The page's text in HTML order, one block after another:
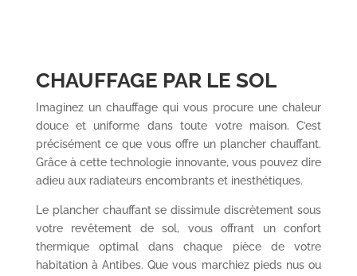
CHAUFFAGE PAR LE SOL
Imaginez un chauffage qui vous procure une chaleur
douce et uniforme dans toute votre maison. C’est
précisément ce que vous offre un plancher chauffant.
Grâce à cette technologie innovante, vous pouvez dire
adieu aux radiateurs encombrants et inesthétiques.
Le plancher chauffant se dissimule discrètement sous
votre revêtement de sol, vous offrant un confort
thermique optimal dans chaque pièce de votre
habitation à Antibes. Que vous marchiez pieds nus ou